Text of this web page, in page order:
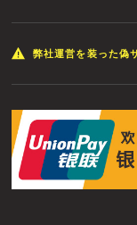
弊社運営を装った偽